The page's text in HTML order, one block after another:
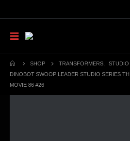
SHOP TRANSFORMERS
STUDIO
DINOBOT SWOOP LEADER STUDIO SERIES
MOVIE 86 #26